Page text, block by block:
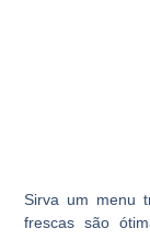
Sirva um menu
frescas são